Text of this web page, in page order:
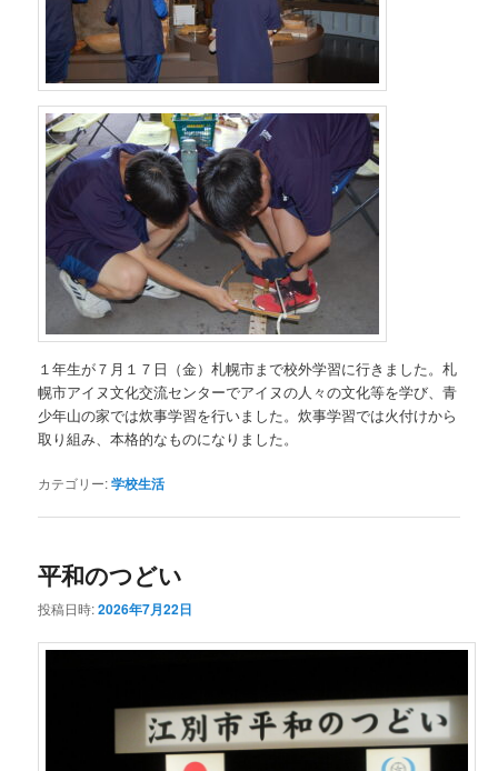
１年生が７月１７日（金）札幌市まで校外学習に行きました。札
幌市アイヌ文化交流センターでアイヌの人々の文化等を学び、青
少年山の家では炊事学習を行いました。炊事学習では火付けから
取り組み、本格的なものになりました。
カテゴリー:学校生活
平和のつどい
投稿日時:2026年7月22日